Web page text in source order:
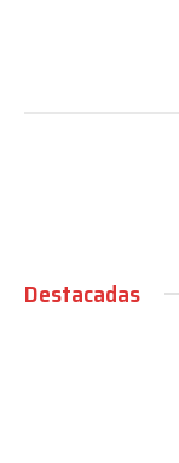
Destacadas